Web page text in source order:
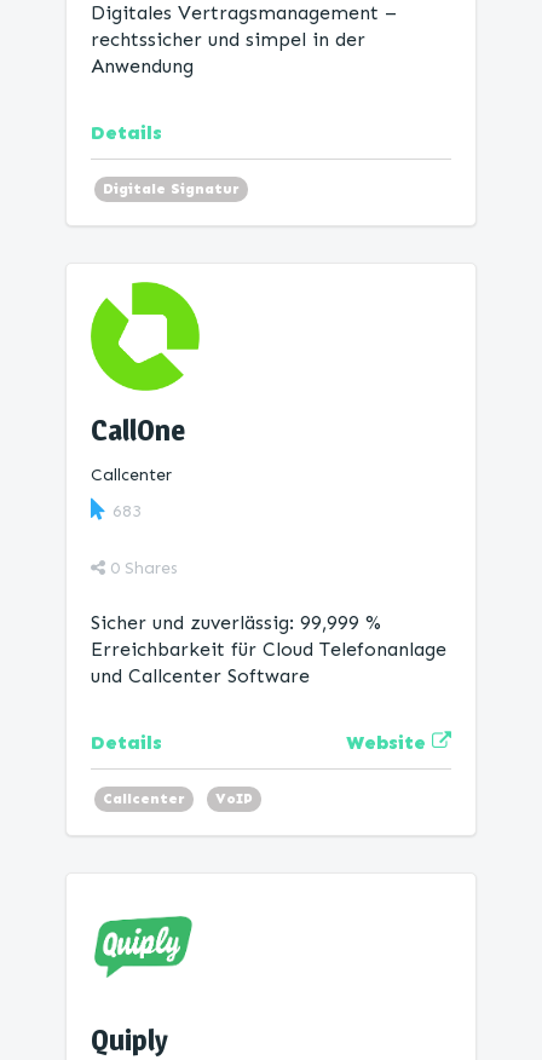
Digitales Vertragsmanagement –
rechtssicher und simpel in der
Anwendung
Details
Digitale Signatur
Alternative_DocuSign
CallOne
Callcenter
683
0 Shares
Sicher und zuverlässig: 99,999 %
Erreichbarkeit für Cloud Telefonanlage
und Callcenter Software
Details Website
Callcenter VoIP
Quiply